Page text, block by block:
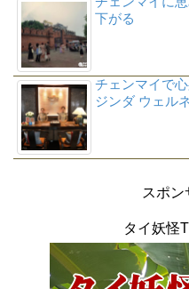
下がる
チェンマイで
ジンダ ウェル
スポン
タイ妖怪